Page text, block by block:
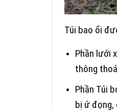
Túi bao ổi
Phần lưới
thông
Phần Túi
bị ứ đọng,